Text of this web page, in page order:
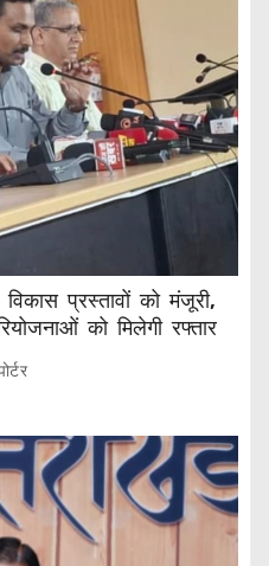
प्रस्तावों को मंजूरी,
को मिलेगी रफ्तार